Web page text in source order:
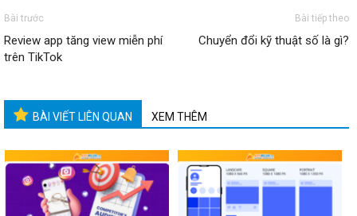
Bài trước
Review app tăng view miễn phí
trên TikTok
Bài tiếp theo
Chuyển đổi kỹ thuật số là gì?
BÀI VIẾT LIÊN QUAN XEM THÊM